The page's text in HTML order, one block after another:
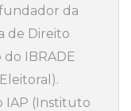
da
de Direito
IBRADE
IAP (Instituto